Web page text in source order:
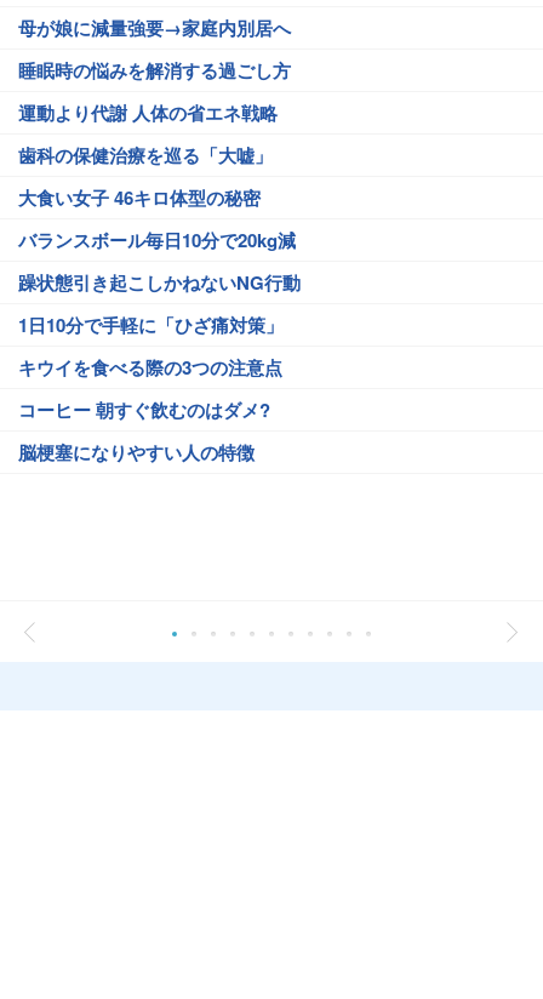
母が娘に減量強要→家庭内別居へ
睡眠時の悩みを解消する過ごし方
運動より代謝 人体の省エネ戦略
歯科の保健治療を巡る「大嘘」
大食い女子 46キロ体型の秘密
バランスボール毎日10分で20kg減
躁状態引き起こしかねないNG行動
1日10分で手軽に「ひざ痛対策」
キウイを食べる際の3つの注意点
コーヒー 朝すぐ飲むのはダメ?
脳梗塞になりやすい人の特徴